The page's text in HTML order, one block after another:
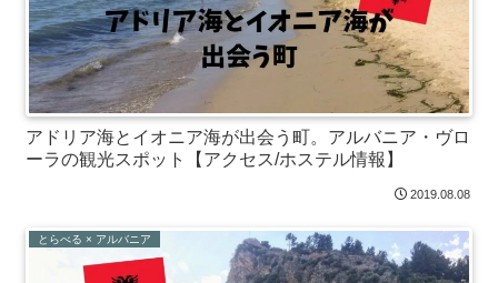
アドリア海とイオニア海が出会う町。アルバニア・ヴロ
ーラの観光スポット【アクセス/ホステル情報】
2019.08.08
とらべる × アルバニア